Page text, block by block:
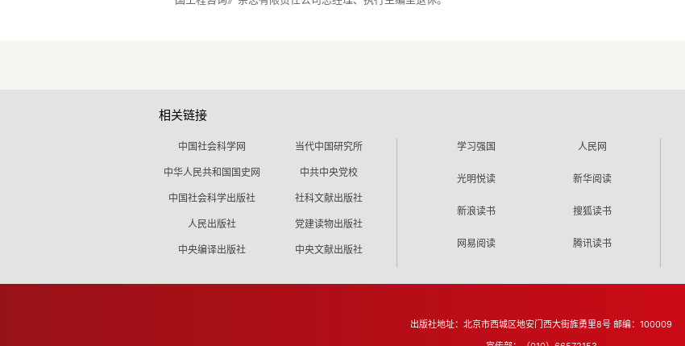
相关链接
中国社会科学网 当代中国研究所
中华人民共和国国史网 中共中央党校
中国社会科学出版社 社科文献出版社
人民出版社 党建读物出版社
中央编译出版社 中央文献出版社
学习强国 人民网
光明悦读 新华阅读
新浪读书 搜狐读书
网易阅读 腾讯读书
出版社地址：北京市西城区地安门西大街旌勇里8号 邮编：100009